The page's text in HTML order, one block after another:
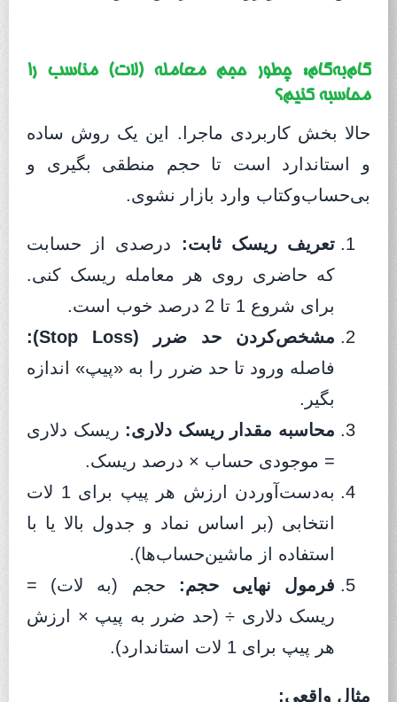
گام‌به‌گام: چطور حجم معامله (لات) مناسب را
محاسبه کنیم؟
حالا بخش کاربردی ماجرا. این یک روش ساده
و استاندارد است تا حجم منطقی بگیری و
بی‌حساب‌و‌کتاب وارد بازار نشوی.
تعریف ریسک ثابت:
درصدی از حسابت
که حاضری روی هر معامله ریسک کنی.
برای شروع 1 تا 2 درصد خوب است.
مشخص‌کردن حد ضرر (Stop Loss):
فاصله ورود تا حد ضرر را به «پیپ» اندازه
بگیر.
محاسبه مقدار ریسک دلاری: ریسک دلاری
= موجودی حساب × درصد ریسک.
به‌دست‌آوردن ارزش هر پیپ برای 1 لات
انتخابی (بر اساس نماد و جدول بالا یا با
استفاده از ماشین‌حساب‌ها).
فرمول نهایی حجم:
حجم (به لات) =
ریسک دلاری ÷ (حد ضرر به پیپ × ارزش
هر پیپ برای 1 لات استاندارد).
مثال واقعی: